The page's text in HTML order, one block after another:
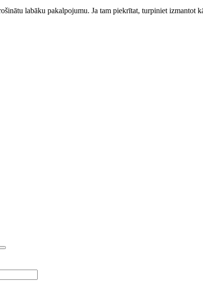
labāku pakalpojumu. Ja tam piekrītat, turpiniet izmantot